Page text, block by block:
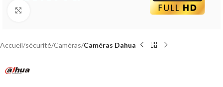
Accueil sécurité Caméras Caméras Dahua